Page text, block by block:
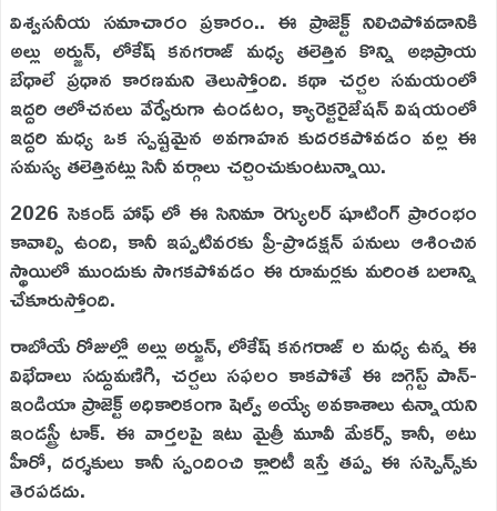
విశ్వసనీయ సమాచారం ప్రకారం.. ఈ ప్రాజెక్ట్ నిలిచిపోవడానికి
అల్లు అర్జున్, లోకేష్ కనగరాజ్ మధ్య తలెత్తిన కొన్ని అభిప్రాయ
బేధాలే ప్రధాన కారణమని తెలుస్తోంది. కథా చర్చల సమయంలో
ఇద్దరి ఆలోచనలు వేర్వేరుగా ఉండటం, క్యారెక్టరైజేషన్ విషయంలో
ఇద్దరి మధ్య ఒక స్పష్టమైన అవగాహన కుదరకపోవడం వల్ల ఈ
సమస్య తలెత్తినట్లు సినీ వర్గాలు చర్చించుకుంటున్నాయి.
2026 సెకండ్ హాఫ్ లో ఈ సినిమా రెగ్యులర్ షూటింగ్ ప్రారంభం
కావాల్సి ఉంది, కానీ ఇప్పటివరకు ప్రీ-ప్రొడక్షన్ పనులు ఆశించిన
స్థాయిలో ముందుకు సాగకపోవడం ఈ రూమర్లకు మరింత బలాన్ని
చేకూరుస్తోంది.
రాబోయే రోజుల్లో అల్లు అర్జున్, లోకేష్ కనగరాజ్ ల మధ్య ఉన్న ఈ
విభేదాలు సద్దుమణిగి, చర్చలు సఫలం కాకపోతే ఈ బిగ్గెస్ట్ పాన్-
ఇండియా ప్రాజెక్ట్ అధికారికంగా షెల్వ్ అయ్యే అవకాశాలు ఉన్నాయని
ఇండస్ట్రీ టాక్. ఈ వార్తలపై ఇటు మైత్రీ మూవీ మేకర్స్ కానీ, అటు
హీరో, దర్శకులు కానీ స్పందించి క్లారిటీ ఇస్తే తప్ప ఈ సస్పెన్స్‌కు
తెరపడదు.